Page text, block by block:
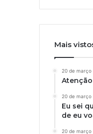
Mais
20 de março
20 de março
Eu sei
de eu
20 de março